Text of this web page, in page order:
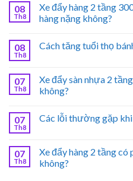
08
Th8
Xe đẩy hàng 2 tầng
hàng nặng không?
08
Th8
Cách tăng tuổi thọ
07
Th8
Xe đẩy sàn nhựa 2
không?
07
Th8
Các lỗi thường gặp
07
Th8
Xe đẩy hàng 2 tầng có
không?